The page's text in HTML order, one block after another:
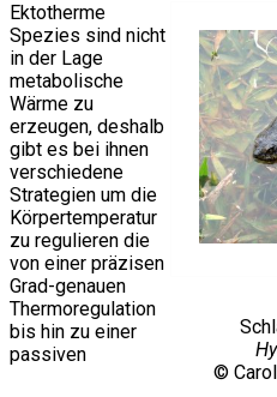
©
Ektotherme
Spezies sind nicht
in der Lage
metabolische
Wärme zu
erzeugen, deshalb
gibt es bei ihnen
verschiedene
Strategien um die
Körpertemperatur
zu regulieren die
von einer präzisen
Grad-genauen
Thermoregulation
bis hin zu einer
passiven